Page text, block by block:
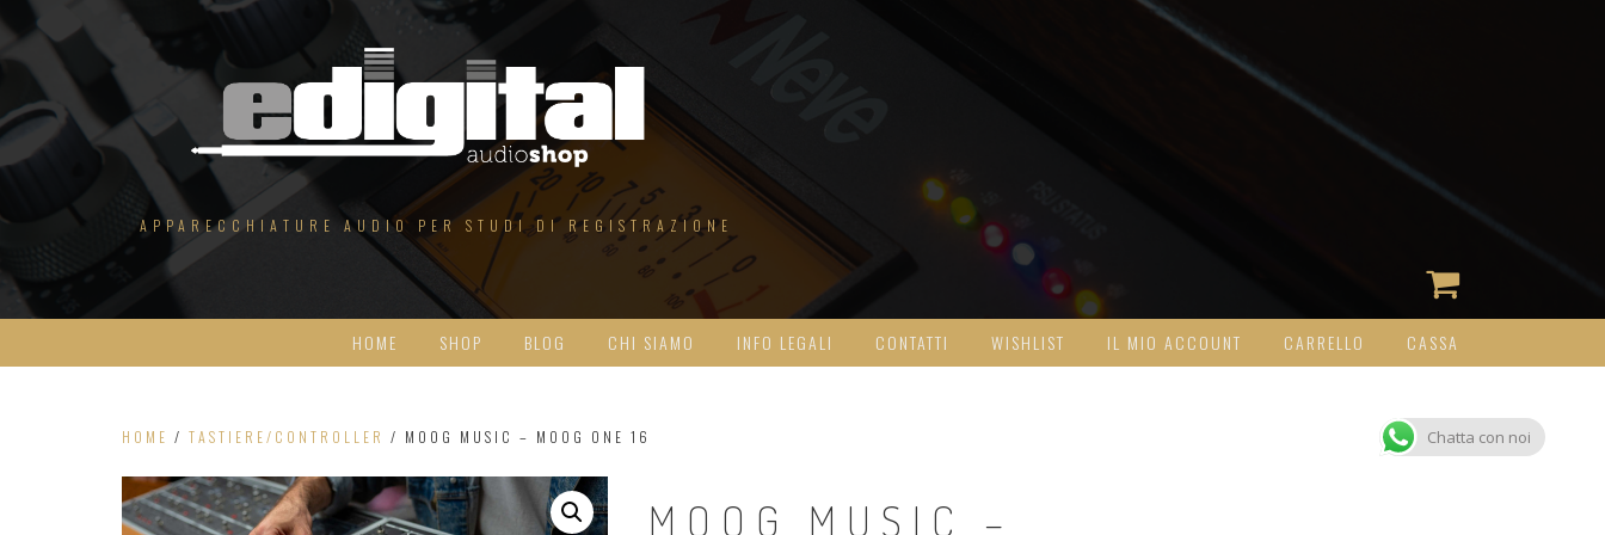
Salta
al
contenuto
APPARECCHIATURE AUDIO PER STUDI DI REGISTRAZIONE
HOME SHOP BLOG CHI SIAMO INFO LEGALI CONTATTI WISHLIST IL MIO ACCOUNT CARRELLO CASSA
HOME / TASTIERE/CONTROLLER / MOOG MUSIC – MOOG ONE 16
MOOG MUSIC –
Chatta con noi